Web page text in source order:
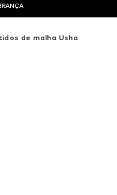
de malha Usha